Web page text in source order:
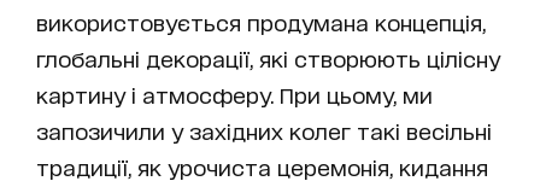
використовується продумана концепція,
глобальні декорації, які створюють цілісну
картину і атмосферу. При цьому, ми
запозичили у західних колег такі весільні
традиції, як урочиста церемонія, кидання